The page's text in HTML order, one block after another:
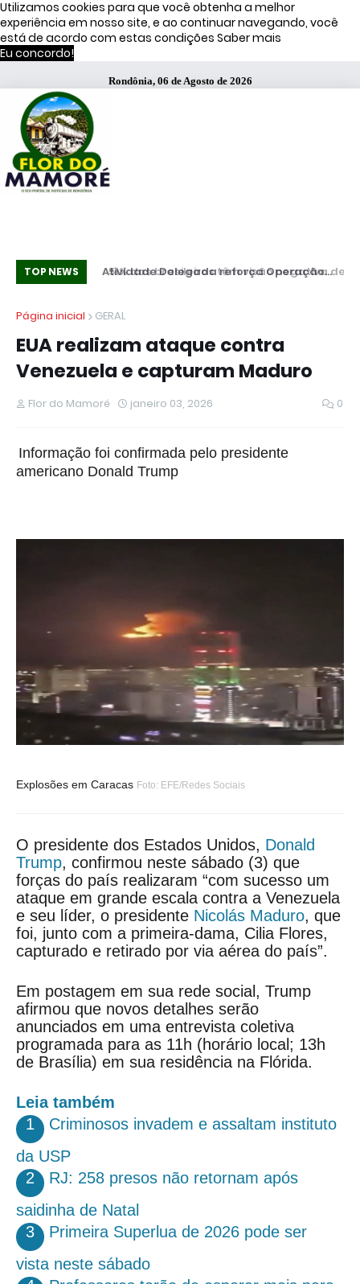
Utilizamos cookies para que você obtenha a melhor
experiência em nosso site, e ao continuar navegando, você
está de acordo com estas condições Saber mais
Eu concordo!
Rondônia, 06 de Agosto de 2026
TOP NEWS
Atividade Delegada reforça Operação
51% dos brasileiros têm visão negativa de
Página inicial
GERAL
EUA realizam ataque contra
Venezuela e capturam Maduro
Flor do Mamoré janeiro 03, 2026 0
Informação foi confirmada pelo presidente
americano Donald Trump
Explosões em Caracas Foto: EFE/Redes Sociais
O presidente dos Estados Unidos, Donald
Trump, confirmou neste sábado (3) que
forças do país realizaram “com sucesso um
ataque em grande escala contra a Venezuela
e seu líder, o presidente Nicolás Maduro, que
foi, junto com a primeira-dama, Cilia Flores,
capturado e retirado por via aérea do país”.
Em postagem em sua rede social, Trump
afirmou que novos detalhes serão
anunciados em uma entrevista coletiva
programada para as 11h (horário local; 13h
de Brasília) em sua residência na Flórida.
Leia também
1
Criminosos invadem e assaltam instituto
da USP
2
RJ: 258 presos não retornam após
saidinha de Natal
3
Primeira Superlua de 2026 pode ser
vista neste sábado